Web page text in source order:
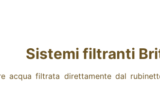
Sistemi filtranti
acqua filtrata direttamente dal